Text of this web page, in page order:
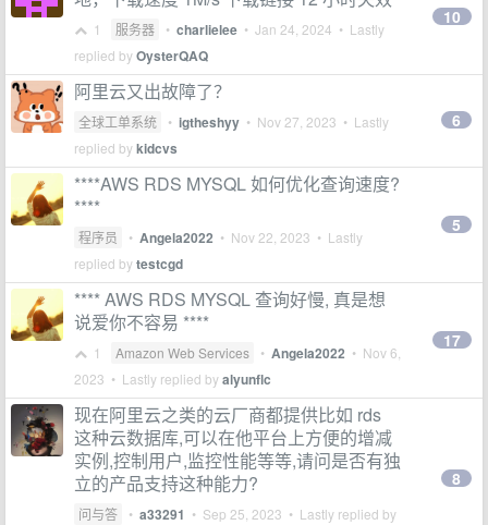
1 服务器 • charlielee • Jan 24, 2024 • Lastly
replied byOysterQAQ
10
阿里云又出故障了？
全球工单系统 • igtheshyy • Nov 27, 2023 • Lastly
replied bykidcvs
6
****AWS RDS MYSQL 如何优化查询速度?
****
程序员 • Angela2022 • Nov 22, 2023 • Lastly
replied bytestcgd
5
**** AWS RDS MYSQL 查询好慢, 真是想
说爱你不容易 ****
1 Amazon Web Services • Angela2022 • Nov 6,
2023 • Lastly replied byalyunflc
17
现在阿里云之类的云厂商都提供比如 rds
这种云数据库,可以在他平台上方便的增减
实例,控制用户,监控性能等等,请问是否有独
立的产品支持这种能力?
问与答 • a33291 • Sep 25, 2023 • Lastly replied by
8